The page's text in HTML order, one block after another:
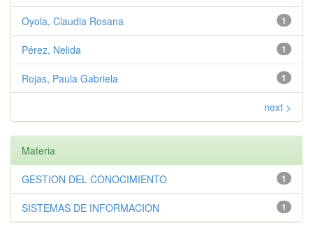
1
Oyola, Claudia Rosana
1
Pérez, Nelida
1
Rojas, Paula Gabriela
next >
Materia
1
GESTION DEL CONOCIMIENTO
1
SISTEMAS DE INFORMACION